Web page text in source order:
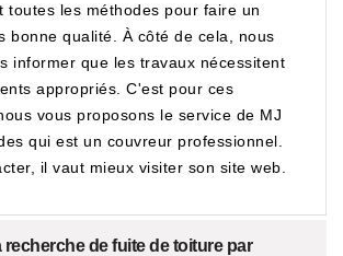
toutes les méthodes pour faire un
bonne qualité. À côté de cela, nous
informer que les travaux nécessitent
appropriés. C'est pour ces
vous proposons le service de MJ
qui est un couvreur professionnel.
il vaut mieux visiter son site web.
recherche de fuite de toiture par